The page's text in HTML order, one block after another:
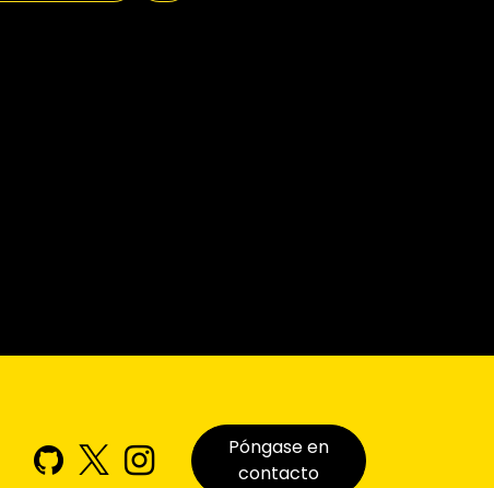
Póngase en
contacto